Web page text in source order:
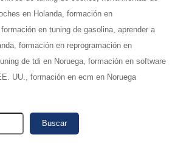
en Holanda, formación en
en tuning de gasolina, aprender a
formación en reprogramación en
de tdi en Noruega, formación en software
UU., formación en ecm en Noruega
Buscar